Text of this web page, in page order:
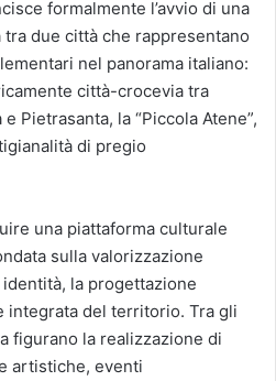
formalmente l’avvio di una
due città che rappresentano
nel panorama italiano:
città-crocevia tra
Pietrasanta, la “Piccola Atene”,
di pregio
una piattaforma culturale
sulla valorizzazione
la progettazione
integrata del territorio. Tra gli
figurano la realizzazione di
artistiche, eventi